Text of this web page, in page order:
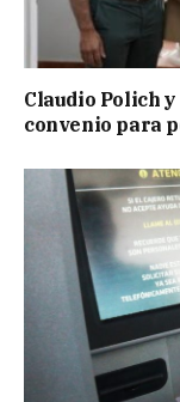
Claudio Polich
convenio para